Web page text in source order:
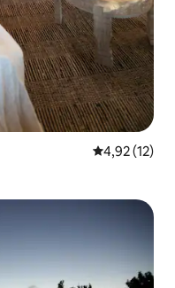
Gemiddelde
4,92 (12)